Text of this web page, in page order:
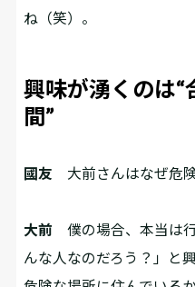
ね（笑）。
興味が湧くのは“
間”
國友 大前さんはなぜ危
大前 僕の場合、本当は
んな人なのだろう？」と